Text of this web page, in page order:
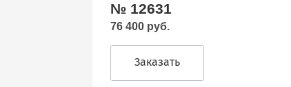
№ 12631
76 400 руб.
Заказать